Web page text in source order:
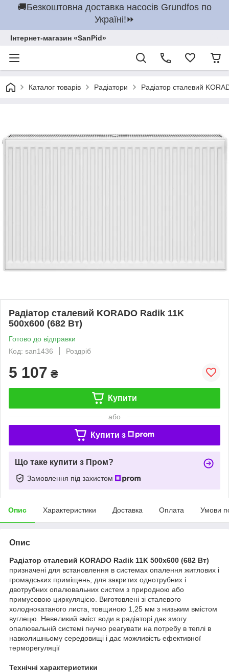
🚚Безкоштовна доставка насосів Grundfos по
Україні!⏩
Інтернет-магазин «SanPid»
Каталог товарів Радіатори Радіатор сталевий
Радіатор сталевий KORADO Radik 11K
500x600 (682 Вт)
Готово до відправки
Код: san1436
Роздріб
5 107 ₴
Купити
або
Купити з
Що таке купити з Пром?
Замовлення під захистом
Опис Характеристики Доставка Оплата Умови
Опис
Радіатор сталевий KORADO Radik 11K 500x600 (682 Вт)
призначені для встановлення в системах опалення житлових і
громадських приміщень, для закритих однотрубних і
двотрубних опалювальних систем з природною або
примусовою циркуляцією. Виготовлені зі сталевого
холоднокатаного листа, товщиною 1,25 мм з низьким вмістом
вуглецю. Невеликий вміст води в радіаторі дає змогу
опалювальній системі гнучко реагувати на потребу в теплі в
навколишньому середовищі і дає можливість ефективної
терморегуляції
Технічні характеристики